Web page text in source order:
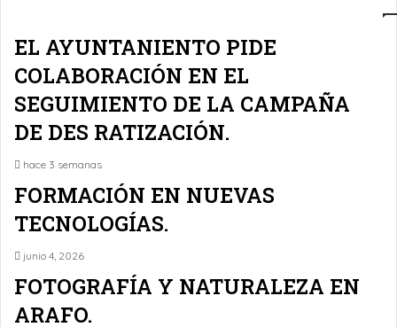
EL AYUNTANIENTO PIDE
COLABORACIÓN EN EL
SEGUIMIENTO DE LA CAMPAÑA
DE DES RATIZACIÓN.
hace 3 semanas
FORMACIÓN EN NUEVAS
TECNOLOGÍAS.
junio 4, 2026
FOTOGRAFÍA Y NATURALEZA EN
ARAFO.